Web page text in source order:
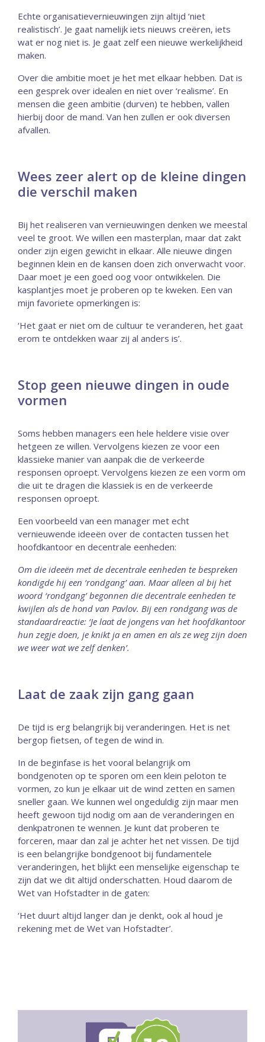
Echte organisatievernieuwingen zijn altijd ‘niet
realistisch’. Je gaat namelijk iets nieuws creëren, iets
wat er nog niet is. Je gaat zelf een nieuwe werkelijkheid
maken.
Over die ambitie moet je het met elkaar hebben. Dat is
een gesprek over idealen en niet over ‘realisme’. En
mensen die geen ambitie (durven) te hebben, vallen
hierbij door de mand. Van hen zullen er ook diversen
afvallen.
Wees zeer alert op de kleine dingen
die verschil maken
Bij het realiseren van vernieuwingen denken we meestal
veel te groot. We willen een masterplan, maar dat zakt
onder zijn eigen gewicht in elkaar. Alle nieuwe dingen
beginnen klein en de kansen doen zich onverwacht voor.
Daar moet je een goed oog voor ontwikkelen. Die
kasplantjes moet je proberen op te kweken. Een van
mijn favoriete opmerkingen is:
‘Het gaat er niet om de cultuur te veranderen, het gaat
erom te ontdekken waar zij al anders is’.
Stop geen nieuwe dingen in oude
vormen
Soms hebben managers een hele heldere visie over
hetgeen ze willen. Vervolgens kiezen ze voor een
klassieke manier van aanpak die de verkeerde
responsen oproept. Vervolgens kiezen ze een vorm om
die uit te dragen die klassiek is en de verkeerde
responsen oproept.
Een voorbeeld van een manager met echt
vernieuwende ideeën over de contacten tussen het
hoofdkantoor en decentrale eenheden:
Om die ideeën met de decentrale eenheden te bespreken
kondigde hij een ‘rondgang’ aan. Maar alleen al bij het
woord ‘rondgang’ begonnen die decentrale eenheden te
kwijlen als de hond van Pavlov. Bij een rondgang was de
standaardreactie: ‘Je laat de jongens van het hoofdkantoor
hun zegje doen, je knikt ja en amen en als ze weg zijn doen
we weer wat we zelf denken’.
Laat de zaak zijn gang gaan
De tijd is erg belangrijk bij veranderingen. Het is net
bergop fietsen, of tegen de wind in.
In de beginfase is het vooral belangrijk om
bondgenoten op te sporen om een klein peloton te
vormen, zo kun je elkaar uit de wind zetten en samen
sneller gaan. We kunnen wel ongeduldig zijn maar men
heeft gewoon tijd nodig om aan de veranderingen en
denkpatronen te wennen. Je kunt dat proberen te
forceren, maar dan zal je achter het net vissen. De tijd
is een belangrijke bondgenoot bij fundamentele
veranderingen, het blijkt een menselijke eigenschap te
zijn dat we dit altijd onderschatten. Houd daarom de
Wet van Hofstadter in de gaten:
‘Het duurt altijd langer dan je denkt, ook al houd je
rekening met de Wet van Hofstadter’.